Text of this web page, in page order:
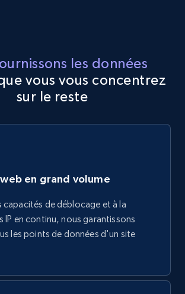
les données
vous vous concentrez
sur le reste
en grand volume
capacités de déblocage et à la
IP en continu, nous garantissons
les points de données d'un site